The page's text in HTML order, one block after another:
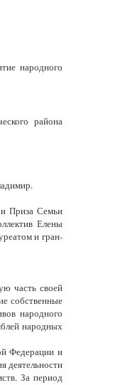
народного
района
и Приза Семьи
Елены
и гран-
часть своей
собственные
народного
народных
Федерации и
деятельности
За период